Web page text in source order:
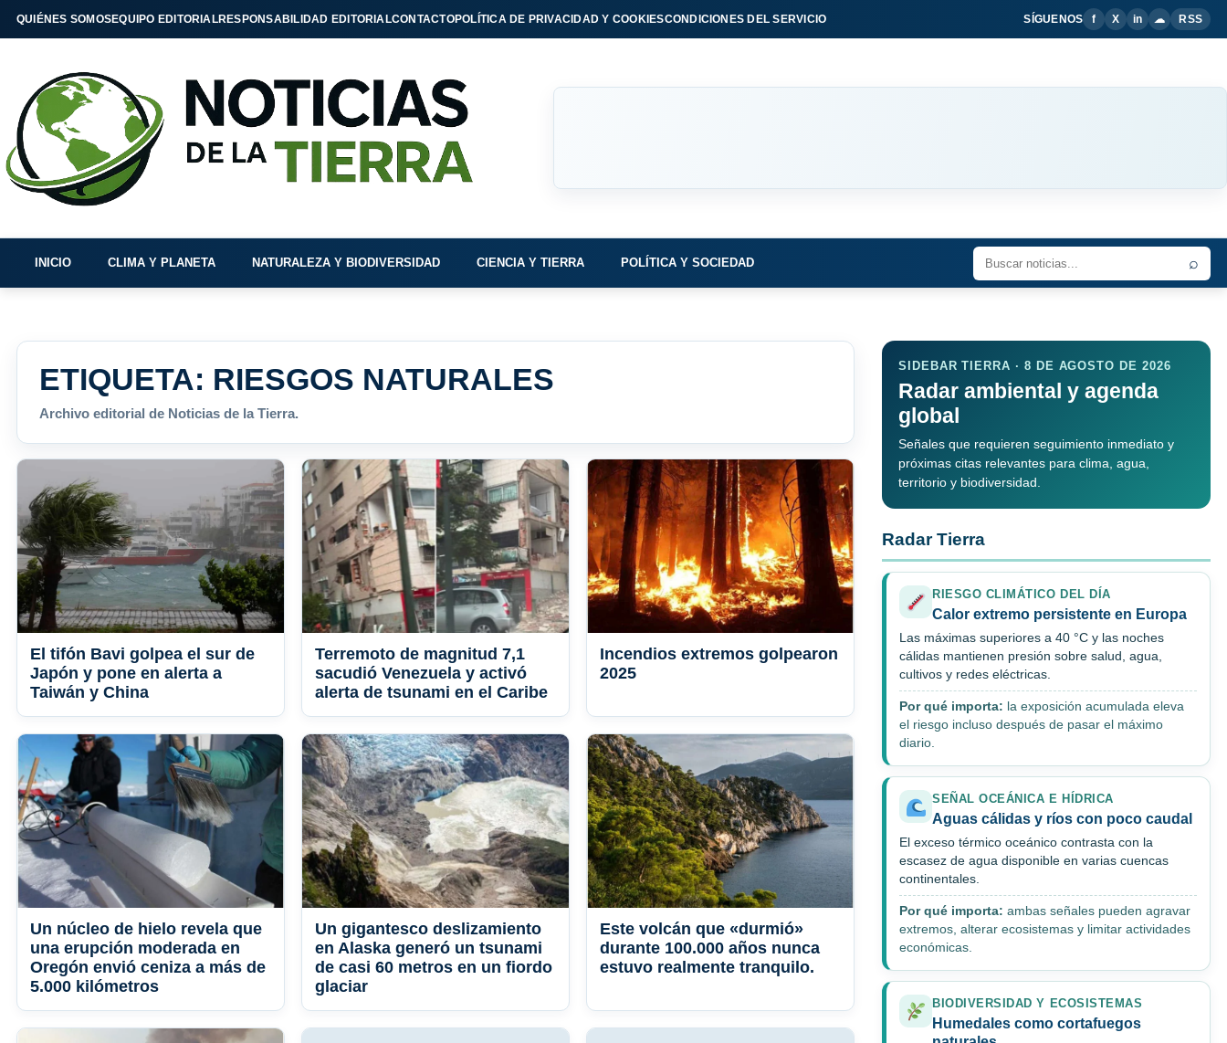
QUIÉNES SOMOSEQUIPO EDITORIALRESPONSABILIDAD EDITORIALCONTACTOPOLÍTICA DE PRIVACIDAD Y COOKIESCONDICIONES DEL SERVICIO SÍGUENOS f X in ☁ RSS
INICIO CLIMA Y PLANETA NATURALEZA Y BIODIVERSIDAD CIENCIA Y TIERRA POLÍTICA Y SOCIEDAD ⌕
ETIQUETA: RIESGOS NATURALES
Archivo editorial de Noticias de la Tierra.
El tifón Bavi golpea el sur de
Japón y pone en alerta a
Taiwán y China
Terremoto de magnitud 7,1
sacudió Venezuela y activó
alerta de tsunami en el Caribe
Incendios extremos golpearon
2025
Un núcleo de hielo revela que
una erupción moderada en
Oregón envió ceniza a más de
5.000 kilómetros
Un gigantesco deslizamiento
en Alaska generó un tsunami
de casi 60 metros en un fiordo
glaciar
Este volcán que «durmió»
durante 100.000 años nunca
estuvo realmente tranquilo.
SIDEBAR TIERRA · 8 DE AGOSTO DE 2026
Radar ambiental y agenda
global
Señales que requieren seguimiento inmediato y
próximas citas relevantes para clima, agua,
territorio y biodiversidad.
Radar Tierra
RIESGO CLIMÁTICO DEL DÍA
Calor extremo persistente en Europa
Las máximas superiores a 40 °C y las noches
cálidas mantienen presión sobre salud, agua,
cultivos y redes eléctricas.
Por qué importa: la exposición acumulada eleva
el riesgo incluso después de pasar el máximo
diario.
SEÑAL OCEÁNICA E HÍDRICA
Aguas cálidas y ríos con poco caudal
El exceso térmico oceánico contrasta con la
escasez de agua disponible en varias cuencas
continentales.
Por qué importa: ambas señales pueden agravar
extremos, alterar ecosistemas y limitar actividades
económicas.
BIODIVERSIDAD Y ECOSISTEMAS
Humedales como cortafuegos